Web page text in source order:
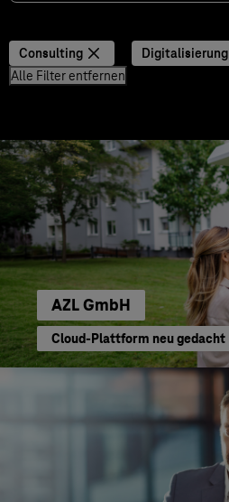
Consulting
Digitalisierung
Alle Filter entfernen
AZL GmbH
Cloud-Plattform neu gedacht